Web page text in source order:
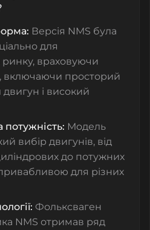
Версія NMS була
для
враховуючи
включаючи просторий
і високий
потужність: Модель
вибір двигунів, від
до потужних
для різних
Фольксваген
NMS отримав ряд